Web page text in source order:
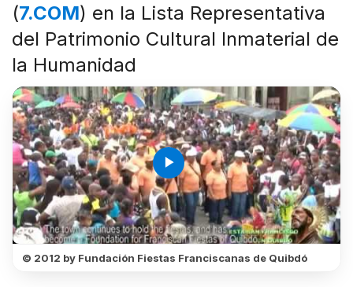
(7.COM) en la Lista Representativa
del Patrimonio Cultural Inmaterial de
la Humanidad
play_arrow
© 2012 by Fundación Fiestas Franciscanas de Quibdó